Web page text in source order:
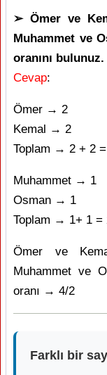
➢ Ömer ve
Muhammet ve
oranını bulunuz.
Cevap:
Ömer → 2
Kemal → 2
Toplam → 2 + 2
Muhammet → 1
Osman → 1
Toplam → 1+ 1 =
Ömer ve
Muhammet ve
oranı → 4/2
Farklı bir